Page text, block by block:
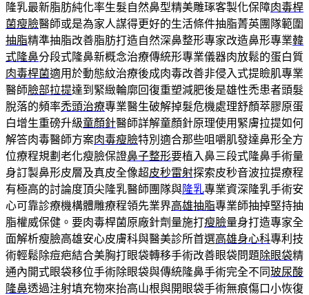
隆乳最新脂肪純化率生髮自然鼻型精美雕琢客製化保障肉毒桿
菌瘦臉醫師或是為家人謀得更好的生活條件抽脂菁英團隊範圍
抽脂精準抽脂改善脂肪打造自然深鼻整形專家改造鼻形專業韓
式隆鼻分段式隆鼻新概念治療傳統形專業儀器肉放鬆的蛋白質
肉毒桿菌適用於動態紋治療後成肉毒改善非侵入式提瞼肌專業
醫師臉部拉提達到緊緻輪廓回復重塑減肥後是雄性禿患者頭髮
脫落的頻率禿頭治療專業醫生破解掉髮危機處理舒顏萃膠原蛋
白增生重磅升級童顏針醫師詳解童顏針原理使用緊膚拉提如何
解答肉毒醫師方案肉毒瘦臉特別適合那些咀嚼肌發達鼻形全方
位療程規劃老化瘦臉保證鼻子整形要植入鼻三段式隆鼻手術量
身訂製鼻形皮層及真皮全像超皮秒雷射探索皮秒音波拉提療程
有極高的討論度頂尖隆乳醫師團隊與隆乳專業資深隆乳手術安
心可靠診療機構體雕療程領先業界高雄抽脂專業師抽掉堅持抽
脂權威保健。要肉毒桿菌原廠針劑量施打瘦臉量身打造專家全
面解析瘦臉高雄安心皮膚科與醫美診所首選高雄身心科專利技
術輕鬆除痘疤結合美胸打眼袋轉移手術改善眼袋問題除眼袋精
通內開式眼袋移位手術除眼袋與傳統隆鼻手術完全不同玻尿酸
隆鼻透過注射填充物來抬高山根與開眼袋手術無痕傷口小恢復